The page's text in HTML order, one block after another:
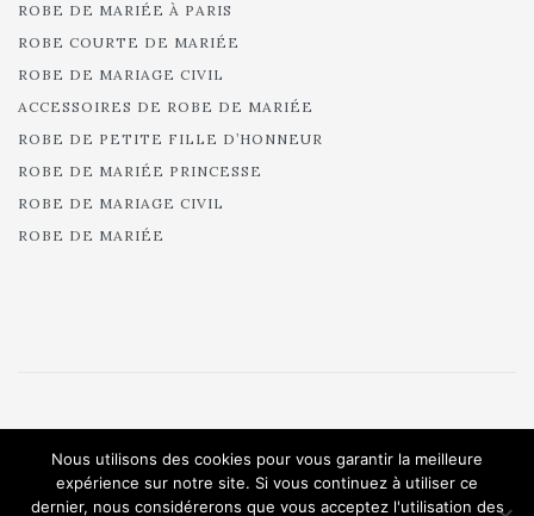
ROBE DE MARIÉE À PARIS
ROBE COURTE DE MARIÉE
ROBE DE MARIAGE CIVIL
ACCESSOIRES DE ROBE DE MARIÉE
ROBE DE PETITE FILLE D’HONNEUR
ROBE DE MARIÉE PRINCESSE
ROBE DE MARIAGE CIVIL
ROBE DE MARIÉE
All rights reserved.
Nous utilisons des cookies pour vous garantir la meilleure
expérience sur notre site. Si vous continuez à utiliser ce
dernier, nous considérerons que vous acceptez l'utilisation des